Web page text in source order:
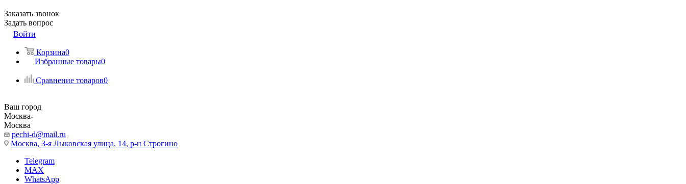
Заказать звонок
Задать вопрос
Войти
Корзина0
Избранные товары0
Сравнение товаров0
Ваш город
Москва
Москва
pechi-d@mail.ru
Москва, 3-я Лыковская улица, 14, р-н Строгино
Telegram
MAX
WhatsApp